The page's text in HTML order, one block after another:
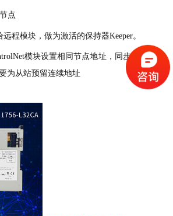
点
远程模块，做为激活的保持器Keeper。
模块设置相同节点地址，同步以后从
为从站预留连续地址